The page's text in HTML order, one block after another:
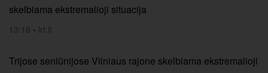
skelbiama ekstremalioji situacija
13:18 • lrt.lt
Trijose seniūnijose Vilniaus rajone skelbiama ekstremalioji